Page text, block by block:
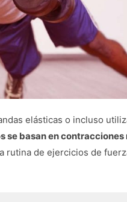
elásticas o incluso
se basan en
rutina de ejercicios de